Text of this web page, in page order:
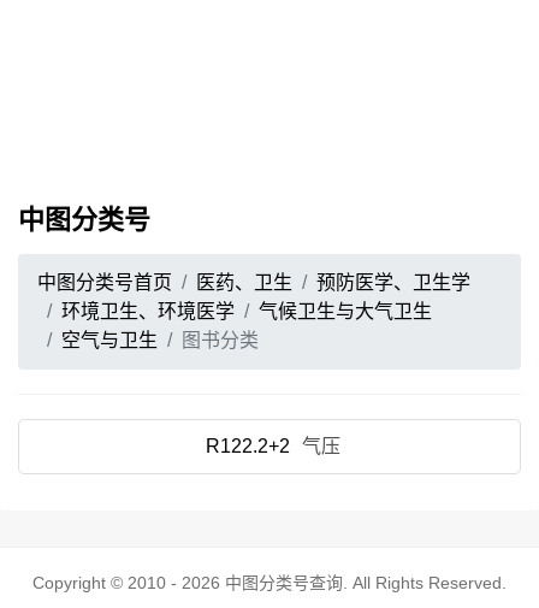
中图分类号
中图分类号首页 医药、卫生
预防医学、卫生学
环境卫生、环境医学
气候卫生与大气卫生
空气与卫生
图书分类
R122.2+2 气压
Copyright © 2010 - 2026 中图分类号查询 . All Rights Reserved.